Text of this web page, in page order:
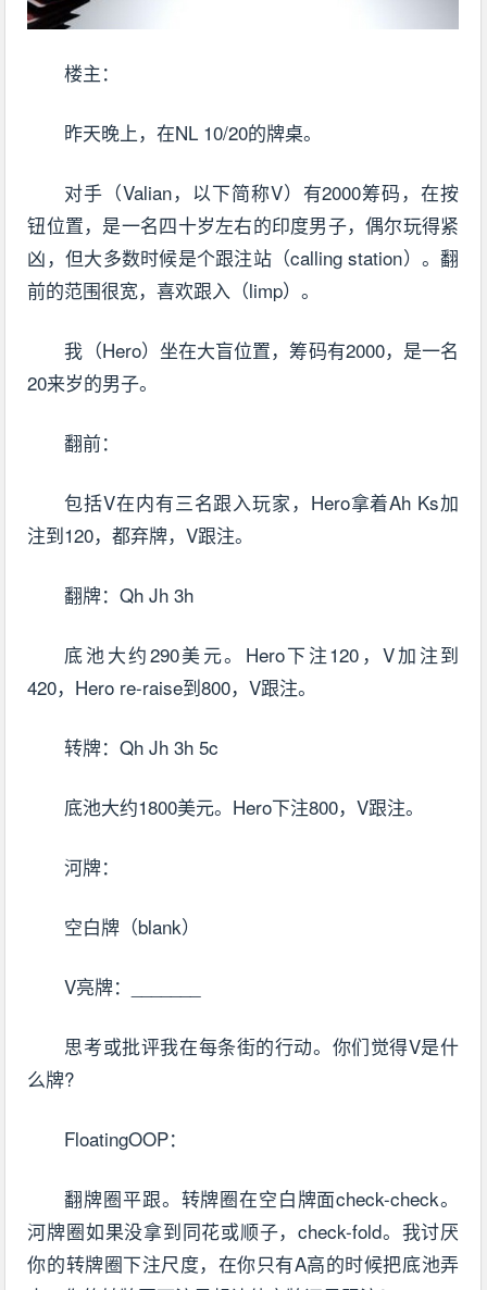
楼主：
昨天晚上，在NL 10/20的牌桌。
对手（Valian，以下简称V）有2000筹码，在按
钮位置，是一名四十岁左右的印度男子，偶尔玩得紧
凶，但大多数时候是个跟注站（calling station）。翻
前的范围很宽，喜欢跟入（limp）。
我（Hero）坐在大盲位置，筹码有2000，是一名
20来岁的男子。
翻前：
包括V在内有三名跟入玩家，Hero拿着Ah Ks加
注到120，都弃牌，V跟注。
翻牌：Qh Jh 3h
底池大约290美元。Hero下注120，V加注到
420，Hero re-raise到800，V跟注。
转牌：Qh Jh 3h 5c
底池大约1800美元。Hero下注800，V跟注。
河牌：
空白牌（blank）
V亮牌：_______
思考或批评我在每条街的行动。你们觉得V是什
么牌?
FloatingOOP：
翻牌圈平跟。转牌圈在空白牌面check-check。
河牌圈如果没拿到同花或顺子，check-fold。我讨厌
你的转牌圈下注尺度，在你只有A高的时候把底池弄